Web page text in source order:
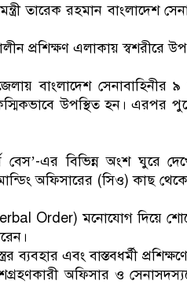
তারেক রহমান বাংলাদেশ
প্রশিক্ষণ এলাকায় স্বশরীরে
বাংলাদেশ সেনাবাহিনীর
উপস্থিত হন। এরপর
বেস’-এর বিভিন্ন অংশ ঘুরে
অফিসারের (সিও) কাছ থেকে
Order) মনোযোগ দিয়ে
এবং বাস্তবধর্মী
অফিসার ও